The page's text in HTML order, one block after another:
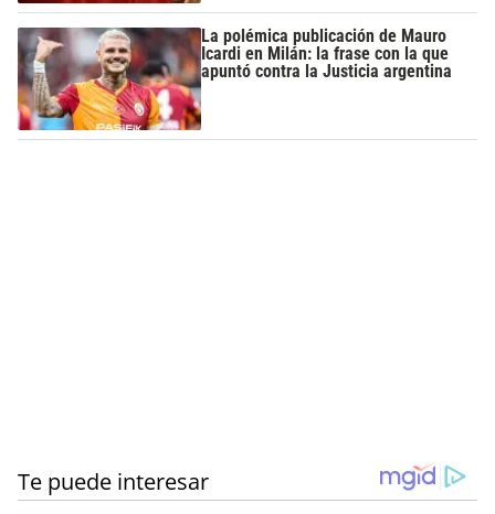
La polémica publicación de Mauro
Icardi en Milán: la frase con la que
apuntó contra la Justicia argentina